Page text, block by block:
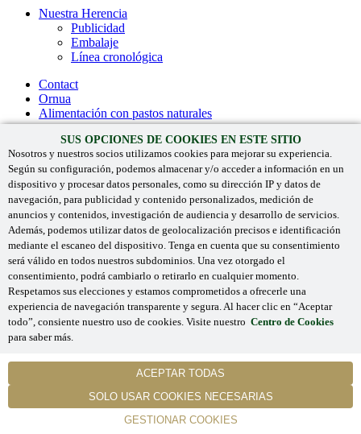
SUS OPCIONES DE COOKIES EN ESTE SITIO
Nosotros y nuestros socios utilizamos cookies para mejorar su experiencia.
Según su configuración, podemos almacenar y/o acceder a información en un
dispositivo y procesar datos personales, como su dirección IP y datos de
navegación, para publicidad y contenido personalizados, medición de
anuncios y contenidos, investigación de audiencia y desarrollo de servicios.
Además, podemos utilizar datos de geolocalización precisos e identificación
mediante el escaneo del dispositivo. Tenga en cuenta que su consentimiento
será válido en todos nuestros subdominios. Una vez otorgado el
consentimiento, podrá cambiarlo o retirarlo en cualquier momento.
Respetamos sus elecciones y estamos comprometidos a ofrecerle una
experiencia de navegación transparente y segura. Al hacer clic en “Aceptar
todo”, consiente nuestro uso de cookies. Visite nuestro Centro de Cookies
para saber más.
COOKIES NECESARIAS
ACEPTAR TODAS
SOLO USAR COOKIES NECESARIAS
GESTIONAR COOKIES
Nuestra Herencia
Publicidad
Embalaje
Línea cronológica
Contact
Ornua
Alimentación con pastos naturales
Recipes
Products
Sostenibilidad
Herencia
Campañas
Contact
Kerrygold Irish Cream Liqueur
Ornua
'Kerrygold' y los logotipos asociados son marcas registradas.
©Ornua 2024. Todos los derechos reservados.
Términos y condiciones
Cookies Centre
web designby